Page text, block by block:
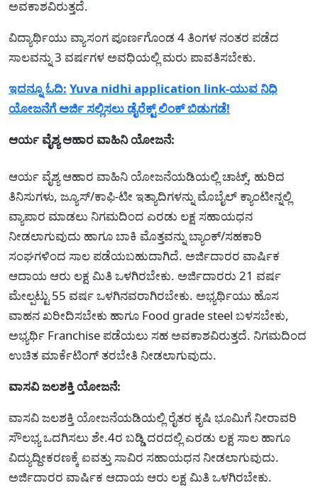
ಅವಕಾಶವಿರುತ್ತದೆ.
ವಿದ್ಯಾರ್ಥಿಯು ವ್ಯಾಸಂಗ ಪೂರ್ಣಗೊಂಡ 4 ತಿಂಗಳ ನಂತರ ಪಡೆದ
ಸಾಲವನ್ನು 3 ವರ್ಷಗಳ ಅವಧಿಯಲ್ಲಿ ಮರು ಪಾವತಿಸಬೇಕು.
ಇದನ್ನೂ ಓದಿ: Yuva nidhi application link-ಯುವ ನಿಧಿ
ಯೋಜನೆಗೆ ಅರ್ಜಿ ಸಲ್ಲಿಸಲು ಡೈರೆಕ್ಟ್ ಲಿಂಕ್ ಬಿಡುಗಡೆ!
ಆರ್ಯ ವೈಶ್ಯ ಆಹಾರ ವಾಹಿನಿ ಯೋಜನೆ:
ಆರ್ಯ ವೈಶ್ಯ ಆಹಾರ ವಾಹಿನಿ ಯೋಜನೆಯಡಿಯಲ್ಲಿ ಚಾಟ್ಸ್, ಹುರಿದ
ತಿನಿಸುಗಳು, ಜ್ಯೂಸ್/ಕಾಫಿ-ಟೀ ಇತ್ಯಾದಿಗಳನ್ನು ಮೊಬೈಲ್ ಕ್ಯಾಂಟೀನ್ನಲ್ಲಿ
ವ್ಯಾಪಾರ ಮಾಡಲು ನಿಗಮದಿಂದ ಎರಡು ಲಕ್ಷ ಸಹಾಯಧನ
ನೀಡಲಾಗುವುದು ಹಾಗೂ ಬಾಕಿ ಮೊತ್ತವನ್ನು ಬ್ಯಾಂಕ್/ಸಹಕಾರಿ
ಸಂಘಗಳಿಂದ ಸಾಲ ಪಡೆಯಬಹುದಾಗಿದೆ. ಅರ್ಜಿದಾರರ ವಾರ್ಷಿಕ
ಆದಾಯ ಆರು ಲಕ್ಷ ಮಿತಿ ಒಳಗಿರಬೇಕು. ಅರ್ಜಿದಾರರು 21 ವರ್ಷ
ಮೇಲ್ಪಟ್ಟು 55 ವರ್ಷ ಒಳಗಿನವರಾಗಿರಬೇಕು. ಅಭ್ಯರ್ಥಿಯು ಹೊಸ
ವಾಹನ ಖರೀದಿಸಬೇಕು ಹಾಗೂ Food grade steel ಬಳಸಬೇಕು,
ಅಭ್ಯರ್ಥಿ Franchise ಪಡೆಯಲು ಸಹ ಅವಕಾಶವಿರುತ್ತದೆ. ನಿಗಮದಿಂದ
ಉಚಿತ ಮಾರ್ಕೆಟಿಂಗ್ ತರಬೇತಿ ನೀಡಲಾಗುವುದು.
ವಾಸವಿ ಜಲಶಕ್ತಿ ಯೋಜನೆ:
ವಾಸವಿ ಜಲಶಕ್ತಿ ಯೋಜನೆಯಡಿಯಲ್ಲಿ ರೈತರ ಕೃಷಿ ಭೂಮಿಗೆ ನೀರಾವರಿ
ಸೌಲಭ್ಯ ಒದಗಿಸಲು ಶೇ.4ರ ಬಡ್ಡಿ ದರದಲ್ಲಿ ಎರಡು ಲಕ್ಷ ಸಾಲ ಹಾಗೂ
ವಿದ್ಯುದ್ದೀಕರಣಕ್ಕೆ ಐವತ್ತು ಸಾವಿರ ಸಹಾಯಧನ ನೀಡಲಾಗುವುದು.
ಅರ್ಜಿದಾರರ ವಾರ್ಷಿಕ ಆದಾಯ ಆರು ಲಕ್ಷ ಮಿತಿ ಒಳಗಿರಬೇಕು.